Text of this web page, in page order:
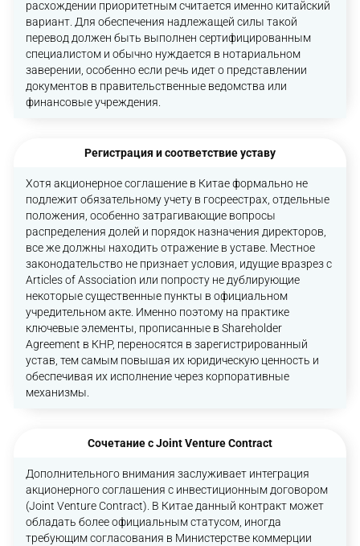
расхождении приоритетным считается именно китайский
вариант. Для обеспечения надлежащей силы такой
перевод должен быть выполнен сертифицированным
специалистом и обычно нуждается в нотариальном
заверении, особенно если речь идет о представлении
документов в правительственные ведомства или
финансовые учреждения.
Регистрация и соответствие уставу
Хотя акционерное соглашение в Китае формально не
подлежит обязательному учету в госреестрах, отдельные
положения, особенно затрагивающие вопросы
распределения долей и порядок назначения директоров,
все же должны находить отражение в уставе. Местное
законодательство не признает условия, идущие вразрез с
Articles of Association или попросту не дублирующие
некоторые существенные пункты в официальном
учредительном акте. Именно поэтому на практике
ключевые элементы, прописанные в Shareholder
Agreement в КНР, переносятся в зарегистрированный
устав, тем самым повышая их юридическую ценность и
обеспечивая их исполнение через корпоративные
механизмы.
Сочетание с Joint Venture Contract
Дополнительного внимания заслуживает интеграция
акционерного соглашения с инвестиционным договором
(Joint Venture Contract). В Китае данный контракт может
обладать более официальным статусом, иногда
требующим согласования в Министерстве коммерции